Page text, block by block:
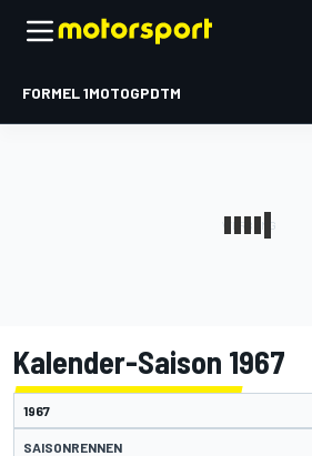
FORMEL 1MOTOGPDTM
Kalender-Saison 1967
SAISONRENNEN